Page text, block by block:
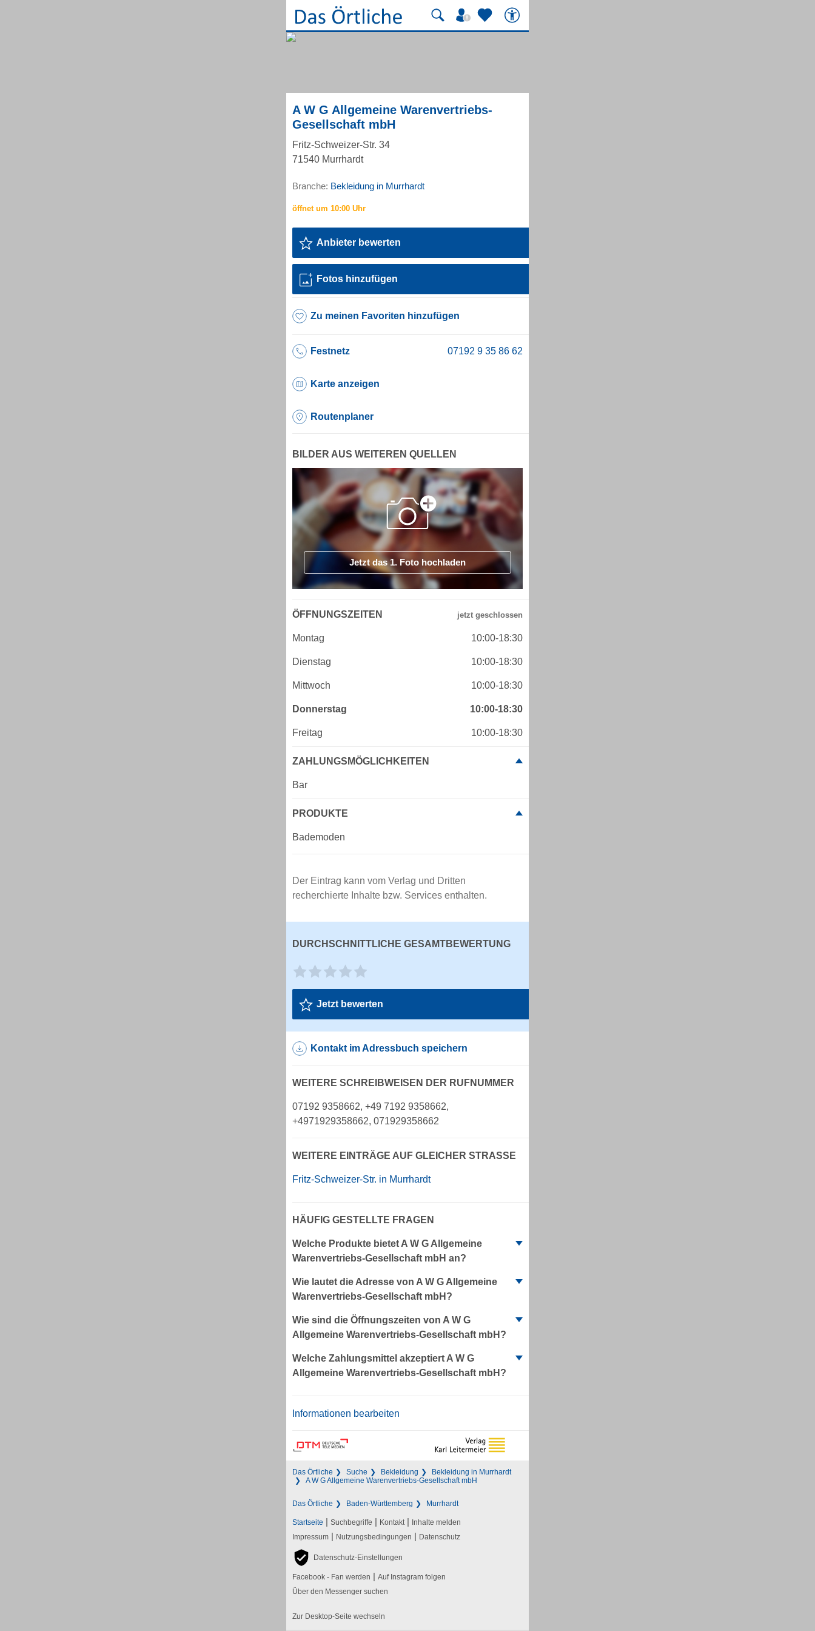
A W G Allgemeine Warenvertriebs-
Gesellschaft mbH
Fritz-Schweizer-Str. 34
71540 Murrhardt
Branche: Bekleidung in Murrhardt
Anbieter bewerten
Fotos hinzufügen
Zu meinen Favoriten hinzufügen
Festnetz
Karte anzeigen
Routenplaner
BILDER AUS WEITEREN QUELLEN
Jetzt das 1. Foto hochladen
ÖFFNUNGSZEITEN
Montag 10:00-18:30
Dienstag 10:00-18:30
Mittwoch 10:00-18:30
Donnerstag 10:00-18:30
Freitag 10:00-18:30
ZAHLUNGSMÖGLICHKEITEN
Bar
PRODUKTE
Bademoden
Der Eintrag kann vom Verlag und Dritten
recherchierte Inhalte bzw. Services enthalten.
DURCHSCHNITTLICHE GESAMTBEWERTUNG
Jetzt bewerten
Kontakt im Adressbuch speichern
WEITERE SCHREIBWEISEN DER RUFNUMMER
07192 9358662, +49 7192 9358662,
+4971929358662, 071929358662
WEITERE EINTRÄGE AUF GLEICHER STRASSE
Fritz-Schweizer-Str. in Murrhardt
HÄUFIG GESTELLTE FRAGEN
Welche Produkte bietet A W G Allgemeine
Warenvertriebs-Gesellschaft mbH an?
Wie lautet die Adresse von A W G Allgemeine
Warenvertriebs-Gesellschaft mbH?
Wie sind die Öffnungszeiten von A W G
Allgemeine Warenvertriebs-Gesellschaft mbH?
Welche Zahlungsmittel akzeptiert A W G
Allgemeine Warenvertriebs-Gesellschaft mbH?
Informationen bearbeiten
Das Örtliche Suche Bekleidung
Bekleidung in Murrhardt
A W G Allgemeine Warenvertriebs-Gesellschaft mbH
Das Örtliche Baden-Württemberg Murrhardt
Startseite | Suchbegriffe | Kontakt | Inhalte melden
Impressum | Nutzungsbedingungen | Datenschutz
Datenschutz-Einstellungen
Facebook - Fan werden | Auf Instagram folgen
Über den Messenger suchen
Zur Desktop-Seite wechseln